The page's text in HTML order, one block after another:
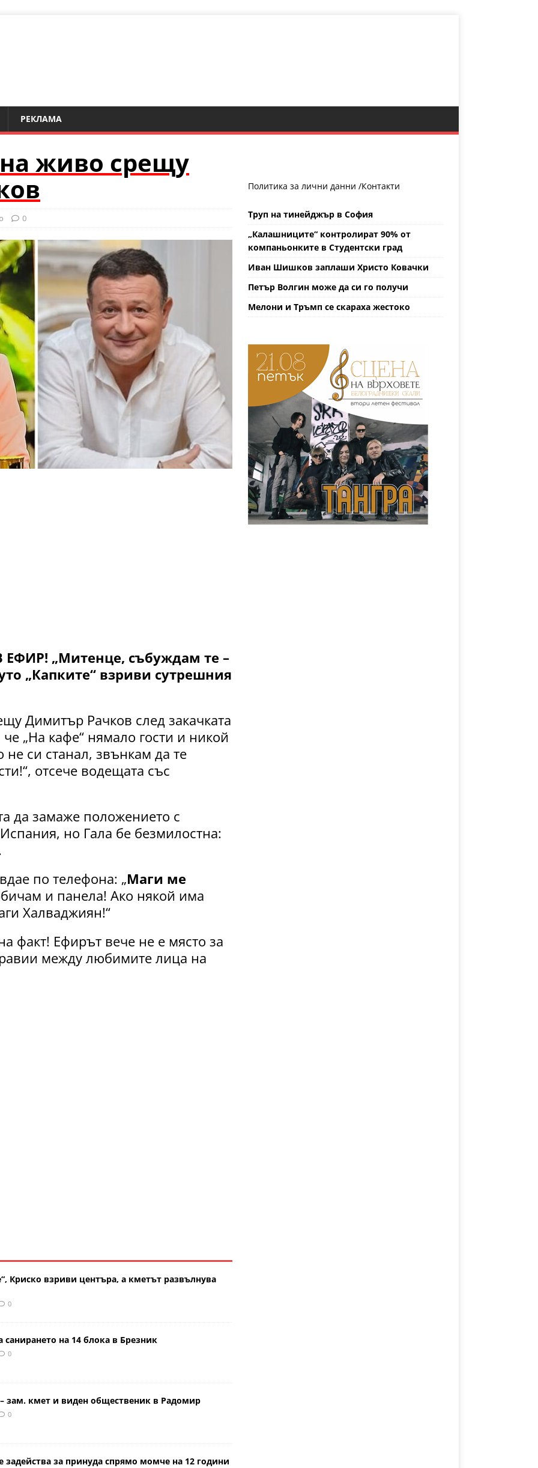
РЕКЛАМА
живо срещу
0
„Митенце, събуждам те –
„Капките“ взриви сутрешния
Димитър Рачков след закачката
„На кафе“ нямало гости и никой
не си станал, звънкам да те
отсече водещата със
да замаже положението с
но Гала бе безмилостна:
по телефона: „Маги ме
и панела! Ако някой има
Халваджиян!“
факт! Ефирът вече не е място за
между любимите лица на
Криско взриви центъра, а кметът развълнува
0
на 14 блока в Брезник
0
зам. кмет и виден общественик в Радомир
0
задейства за принуда спрямо момче на 12 години
Политика за лични данни /Контакти
Труп на тинейджър в София
„Калашниците“ контролират 90% от
компаньонките в Студентски град
Иван Шишков заплаши Христо Ковачки
Петър Волгин може да си го получи
Мелони и Тръмп се скараха жестоко